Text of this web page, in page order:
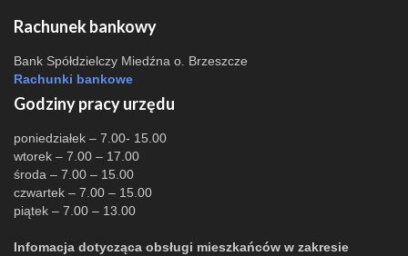
Rachunek bankowy
Bank Spółdzielczy Miedźna o. Brzeszcze
Rachunki bankowe
Godziny pracy urzędu
poniedziałek – 7.00- 15.00
wtorek – 7.00 – 17.00
środa – 7.00 – 15.00
czwartek – 7.00 – 15.00
piątek – 7.00 – 13.00
Infomacja dotycząca obsługi mieszkańców w zakresie